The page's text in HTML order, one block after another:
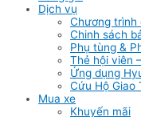
Dịch vụ
Chương trình
Chinh sách
Phụ tùng &
Thẻ hội viên
Ứng dụng
Cứu Hộ Giao
Mua xe
Khuyến mãi